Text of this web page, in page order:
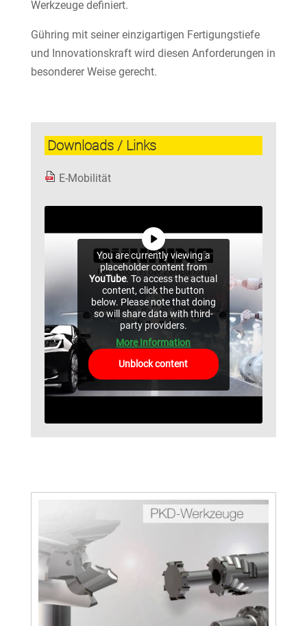
Werkzeuge definiert.
Gühring mit seiner einzigartigen Fertigungstiefe
und Innovationskraft wird diesen Anforderungen in
besonderer Weise gerecht.
Downloads / Links
E-Mobilität
You are currently viewing a
placeholder content from
YouTube. To access the actual
content, click the button
below. Please note that doing
so will share data with third-
party providers.
More Information
Unblock content